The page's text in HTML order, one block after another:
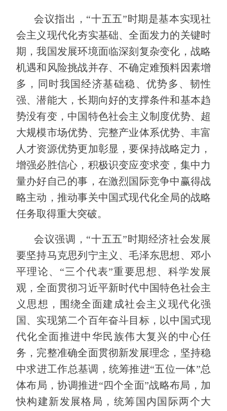
会议指出，“十五五”时期是基本实现社
会主义现代化夯实基础、全面发力的关键时
期，我国发展环境面临深刻复杂变化，战略
机遇和风险挑战并存、不确定难预料因素增
多，同时我国经济基础稳、优势多、韧性
强、潜能大，长期向好的支撑条件和基本趋
势没有变，中国特色社会主义制度优势、超
大规模市场优势、完整产业体系优势、丰富
人才资源优势更加彰显，要保持战略定力，
增强必胜信心，积极识变应变求变，集中力
量办好自己的事，在激烈国际竞争中赢得战
略主动，推动事关中国式现代化全局的战略
任务取得重大突破。
会议强调，“十五五”时期经济社会发展
要坚持马克思列宁主义、毛泽东思想、邓小
平理论、“三个代表”重要思想、科学发展
观，全面贯彻习近平新时代中国特色社会主
义思想，围绕全面建成社会主义现代化强
国、实现第二个百年奋斗目标，以中国式现
代化全面推进中华民族伟大复兴的中心任
务，完整准确全面贯彻新发展理念，坚持稳
中求进工作总基调，统筹推进“五位一体”总
体布局，协调推进“四个全面”战略布局，加
快构建新发展格局，统筹国内国际两个大